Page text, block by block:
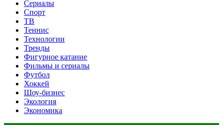
Сериалы
Спорт
ТВ
Теннис
Технологии
Тренды
Фигурное катание
Фильмы и сериалы
Футбол
Хоккей
Шоу-бизнес
Экология
Экономика